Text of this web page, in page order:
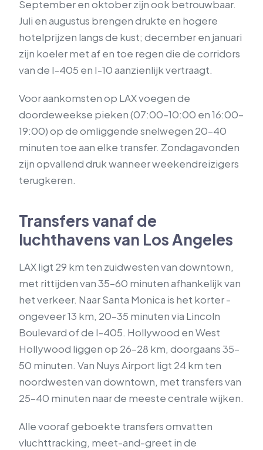
September en oktober zijn ook betrouwbaar.
Juli en augustus brengen drukte en hogere
hotelprijzen langs de kust; december en januari
zijn koeler met af en toe regen die de corridors
van de I-405 en I-10 aanzienlijk vertraagt.
Voor aankomsten op LAX voegen de
doordeweekse pieken (07:00–10:00 en 16:00–
19:00) op de omliggende snelwegen 20–40
minuten toe aan elke transfer. Zondagavonden
zijn opvallend druk wanneer weekendreizigers
terugkeren.
Transfers vanaf de
luchthavens van Los Angeles
LAX ligt 29 km ten zuidwesten van downtown,
met rittijden van 35–60 minuten afhankelijk van
het verkeer. Naar Santa Monica is het korter -
ongeveer 13 km, 20–35 minuten via Lincoln
Boulevard of de I-405. Hollywood en West
Hollywood liggen op 26–28 km, doorgaans 35–
50 minuten. Van Nuys Airport ligt 24 km ten
noordwesten van downtown, met transfers van
25–40 minuten naar de meeste centrale wijken.
Alle vooraf geboekte transfers omvatten
vluchttracking, meet-and-greet in de